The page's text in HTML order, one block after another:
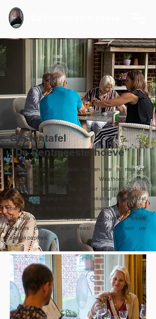
Gastentafel
“De Rentmeesterhoeve”
Tijdens onze gastentafel nemen we je mee op
smaakreis doorheen de Westhoek. Met
mousserende wijnen die zonder blozen naast de
Franse Champagne in de wijnkelder liggen. Met
bieren uit de Westhoek die gelauwerd worden over
de hele wereld. En tenslotte gerechtjes vol lokale
toppers die een waar feest bezorgen aan uw
smaakpapillen.